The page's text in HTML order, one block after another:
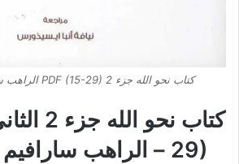
كتاب نحو الله جزء 2 PDF (15-29) الراهب سارافيم البرموسي
29) – الراهب سارافيم البرموسي